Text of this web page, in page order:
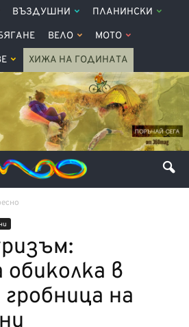
ВЪЗДУШНИ ПЛАНИНСКИ
ВЕЛО МОТО
ХИЖА НА ГОДИНАТА
в
на